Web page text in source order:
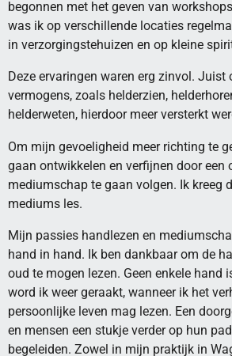
begonnen met het geven van
was ik op verschillende locaties
in verzorgingstehuizen en op kleine
Deze ervaringen waren erg zinvol.
vermogens, zoals helderzien,
helderweten, hierdoor meer versterkt
Om mijn gevoeligheid meer richting te
gaan ontwikkelen en verfijnen door een
mediumschap te gaan volgen. Ik kreeg
mediums les.
Mijn passies handlezen en
hand in hand. Ik ben dankbaar om de
oud te mogen lezen. Geen enkele hand
word ik weer geraakt, wanneer ik het
persoonlijke leven mag lezen. Een
en mensen een stukje verder op hun
begeleiden. Zowel in mijn praktijk in